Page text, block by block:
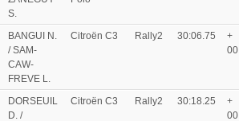
S.
BANGUI N.
/ SAM-
CAW-
FREVE L.
Citroën C3 Rally2 30:06.75
+
DORSEUIL
D. /
Citroën C3 Rally2 30:18.25
+